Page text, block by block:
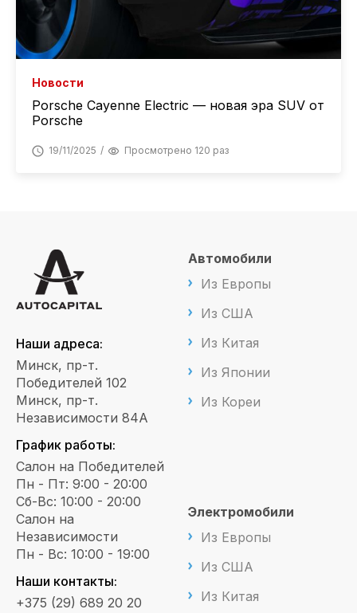
Новости
Porsche Cayenne Electric — новая эра SUV от
Porsche
19/11/2025 Просмотрено 120 раз
Наши адреса:
Минск, пр-т.
Победителей 102
Минск, пр-т.
Независимости 84А
График работы:
Салон на Победителей
Пн - Пт: 9:00 - 20:00
Сб-Вс: 10:00 - 20:00
Салон на
Независимости
Пн - Вс: 10:00 - 19:00
Наши контакты:
+375 (29) 689 20 20
Автомобили
Из Европы
Из США
Из Китая
Из Японии
Из Кореи
Электромобили
Из Европы
Из США
Из Китая